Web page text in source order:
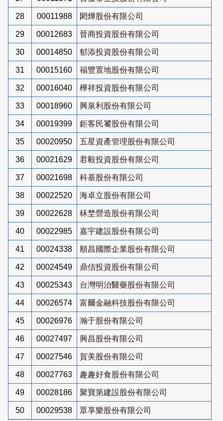
28 00011988 閎燁股份有限公司
29 00012683 晉商投資股份有限公司
30 00014850 郁添投資股份有限公司
31 00015160 福豐置地股份有限公司
32 00016040 樺祥投資股份有限公司
33 00018960 興泉利股份有限公司
34 00019399 鉅客民饕股份有限公司
35 00020950 五星資產管理股份有限公司
36 00021629 君毅投資股份有限公司
37 00021698 科基股份有限公司
38 00022520 海卓立股份有限公司
39 00022628 秝埜營造股份有限公司
40 00022985 嘉宇建設股份有限公司
41 00024338 順昌國際企業股份有限公司
42 00024549 鼎佶投資股份有限公司
43 00025343 台灣明治醫藥股份有限公司
44 00026574 富爾金融科技股份有限公司
45 00026976 瀚于股份有限公司
46 00027497 興昌股份有限公司
47 00027546 賀美股份有限公司
48 00027763 趣趣好食股份有限公司
49 00028186 聚寶第建設股份有限公司
50 00029538
眾享樂股份有限公司